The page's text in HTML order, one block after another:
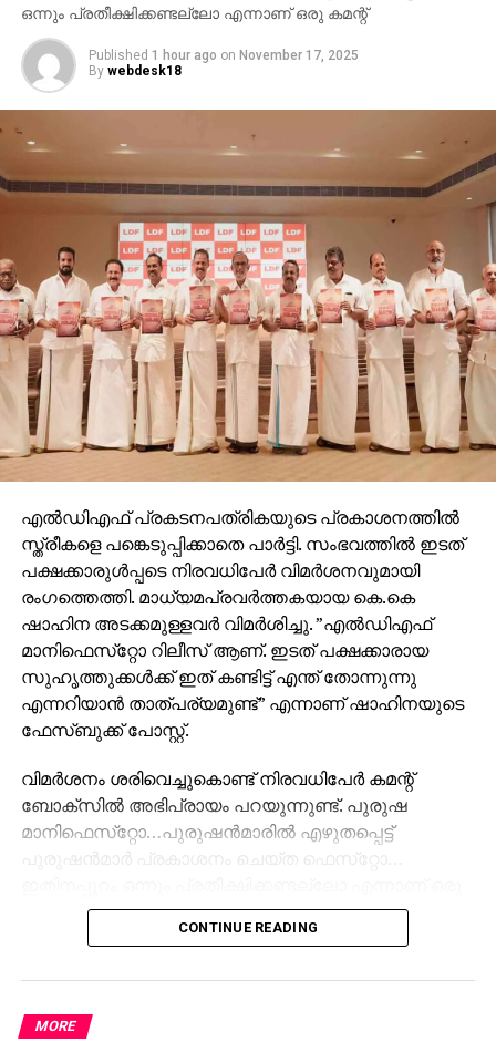
ഒന്നും പ്രതീക്ഷിക്കണ്ടല്ലോ എന്നാണ് ഒരു കമന്റ്
Published 1 hour ago on November 17, 2025
By webdesk18
എല്‍ഡിഎഫ് പ്രകടനപത്രികയുടെ പ്രകാശനത്തില്‍
സ്ത്രീകളെ പങ്കെടുപ്പിക്കാതെ പാര്‍ട്ടി. സംഭവത്തില്‍ ഇടത്
പക്ഷക്കാരുള്‍പ്പടെ നിരവധിപേര്‍ വിമര്‍ശനവുമായി
രംഗത്തെത്തി. മാധ്യമപ്രവര്‍ത്തകയായ കെ.കെ
ഷാഹിന അടക്കമുള്ളവര്‍ വിമര്‍ശിച്ചു. ”എല്‍ഡിഎഫ്
മാനിഫെസ്‌റ്റോ റിലീസ് ആണ്. ഇടത് പക്ഷക്കാരായ
സുഹൃത്തുക്കള്‍ക്ക് ഇത് കണ്ടിട്ട് എന്ത് തോന്നുന്നു
എന്നറിയാന്‍ താത്പര്യമുണ്ട്” എന്നാണ് ഷാഹിനയുടെ
ഫേസ്ബുക്ക് പോസ്റ്റ്.
വിമര്‍ശനം ശരിവെച്ചുകൊണ്ട് നിരവധിപേര്‍ കമന്റ്
ബോക്‌സില്‍ അഭിപ്രായം പറയുന്നുണ്ട്. പുരുഷ
മാനിഫെസ്‌റ്റോ…പുരുഷന്‍മാരില്‍ എഴുതപ്പെട്ട്
പുരുഷന്‍മാര്‍ പ്രകാശനം ചെയ്ത ഫെസ്‌റ്റോ…
എല്‍ഡിഎഫ് കണ്‍വീനര്‍ ടി.പി രാമകൃഷ്ണന്‍, ആന്റണി
രാജു, അഹമ്മദ് ദേവര്‍കോവില്‍, മാത്യു ടി തോമസ്
CONTINUE READING
MORE